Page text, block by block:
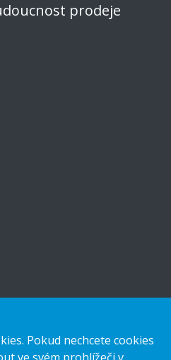
prodeje
Pokud nechcete cookies